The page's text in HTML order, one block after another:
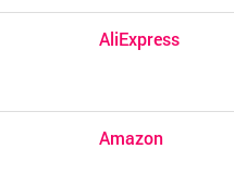
AliExpress
Amazon